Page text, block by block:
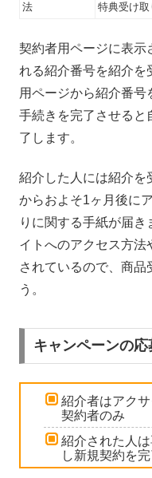
法
特典受け
契約者用ページに表示
れる紹介番号を紹介を
用ページから紹介番
手続きを完了させると
了します。
紹介した人には紹介を
からおよそ1ヶ月後に
りに関する手紙が届
イトへのアクセス方法
されているので、商品
う。
キャンペーンの応
紹介者はアク
契約者のみ
紹介された人
し新規契約を